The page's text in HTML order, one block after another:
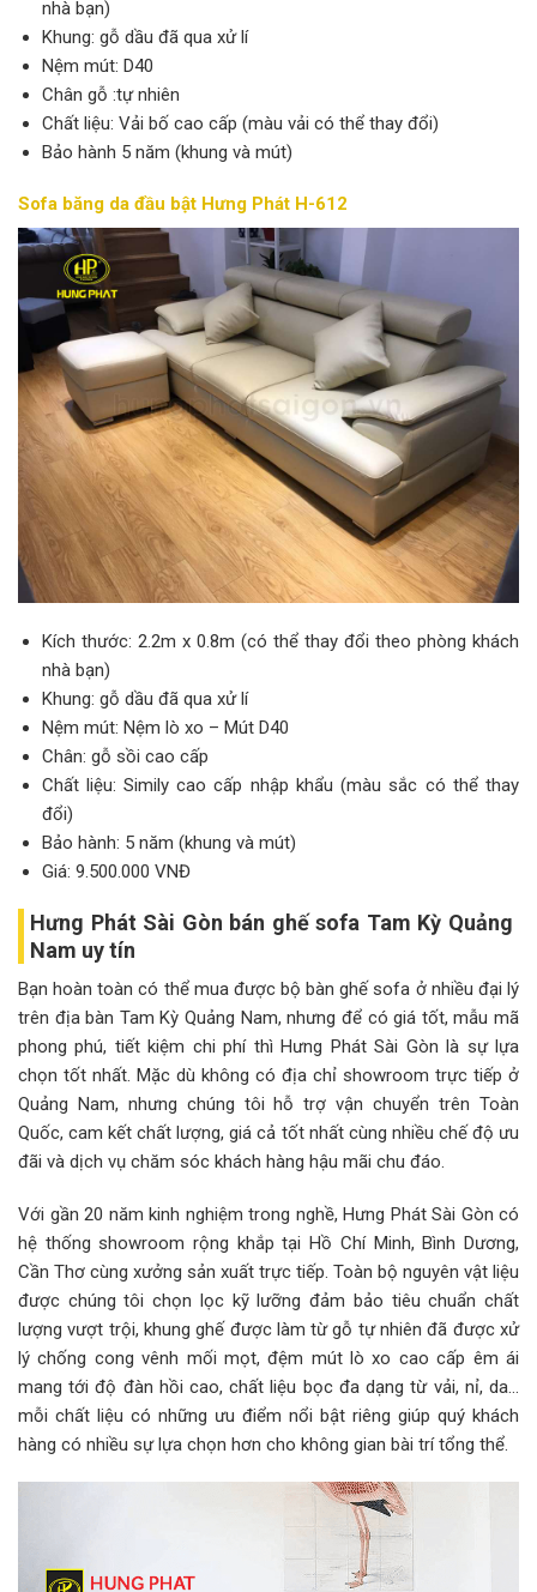
nhà bạn)
Khung: gỗ dầu đã qua xử lí
Nệm mút: D40
Chân gỗ :tự nhiên
Chất liệu: Vải bố cao cấp (màu vải có thể thay đổi)
Bảo hành 5 năm (khung và mút)
Sofa băng da đầu bật Hưng Phát H-612
Kích thước: 2.2m x 0.8m (có thể thay đổi theo phòng khách
nhà bạn)
Khung: gỗ dầu đã qua xử lí
Nệm mút: Nệm lò xo – Mút D40
Chân: gỗ sồi cao cấp
Chất liệu: Simily cao cấp nhập khẩu (màu sắc có thể thay
đổi)
Bảo hành: 5 năm (khung và mút)
Giá: 9.500.000 VNĐ
Hưng Phát Sài Gòn bán ghế sofa Tam Kỳ Quảng
Nam uy tín
Bạn hoàn toàn có thể mua được bộ bàn ghế sofa ở nhiều đại lý
trên địa bàn Tam Kỳ Quảng Nam, nhưng để có giá tốt, mẫu mã
phong phú, tiết kiệm chi phí thì Hưng Phát Sài Gòn là sự lựa
chọn tốt nhất. Mặc dù không có địa chỉ showroom trực tiếp ở
Quảng Nam, nhưng chúng tôi hỗ trợ vận chuyển trên Toàn
Quốc, cam kết chất lượng, giá cả tốt nhất cùng nhiều chế độ ưu
đãi và dịch vụ chăm sóc khách hàng hậu mãi chu đáo.
Với gần 20 năm kinh nghiệm trong nghề, Hưng Phát Sài Gòn có
hệ thống showroom rộng khắp tại Hồ Chí Minh, Bình Dương,
Cần Thơ cùng xưởng sản xuất trực tiếp. Toàn bộ nguyên vật liệu
được chúng tôi chọn lọc kỹ lưỡng đảm bảo tiêu chuẩn chất
lượng vượt trội, khung ghế được làm từ gỗ tự nhiên đã được xử
lý chống cong vênh mối mọt, đệm mút lò xo cao cấp êm ái
mang tới độ đàn hồi cao, chất liệu bọc đa dạng từ vải, nỉ, da…
mỗi chất liệu có những ưu điểm nổi bật riêng giúp quý khách
hàng có nhiều sự lựa chọn hơn cho không gian bài trí tổng thể.